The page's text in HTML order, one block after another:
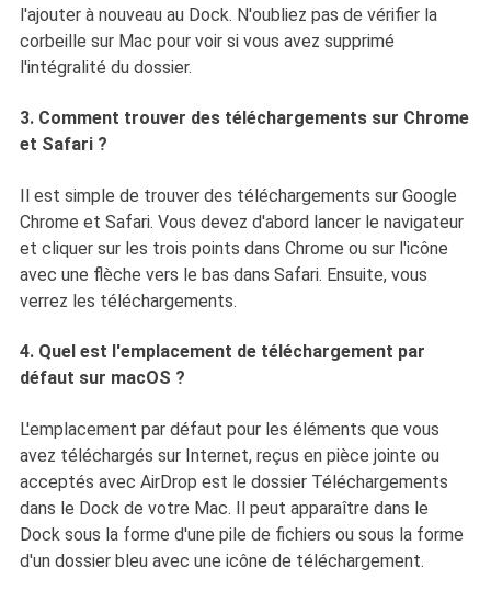
l'ajouter à nouveau au Dock. N'oubliez pas de vérifier la
corbeille sur Mac pour voir si vous avez supprimé
l'intégralité du dossier.
3. Comment trouver des téléchargements sur Chrome
et Safari ?
Il est simple de trouver des téléchargements sur Google
Chrome et Safari. Vous devez d'abord lancer le navigateur
et cliquer sur les trois points dans Chrome ou sur l'icône
avec une flèche vers le bas dans Safari. Ensuite, vous
verrez les téléchargements.
4. Quel est l'emplacement de téléchargement par
défaut sur macOS ?
L'emplacement par défaut pour les éléments que vous
avez téléchargés sur Internet, reçus en pièce jointe ou
acceptés avec AirDrop est le dossier Téléchargements
dans le Dock de votre Mac. Il peut apparaître dans le
Dock sous la forme d'une pile de fichiers ou sous la forme
d'un dossier bleu avec une icône de téléchargement.